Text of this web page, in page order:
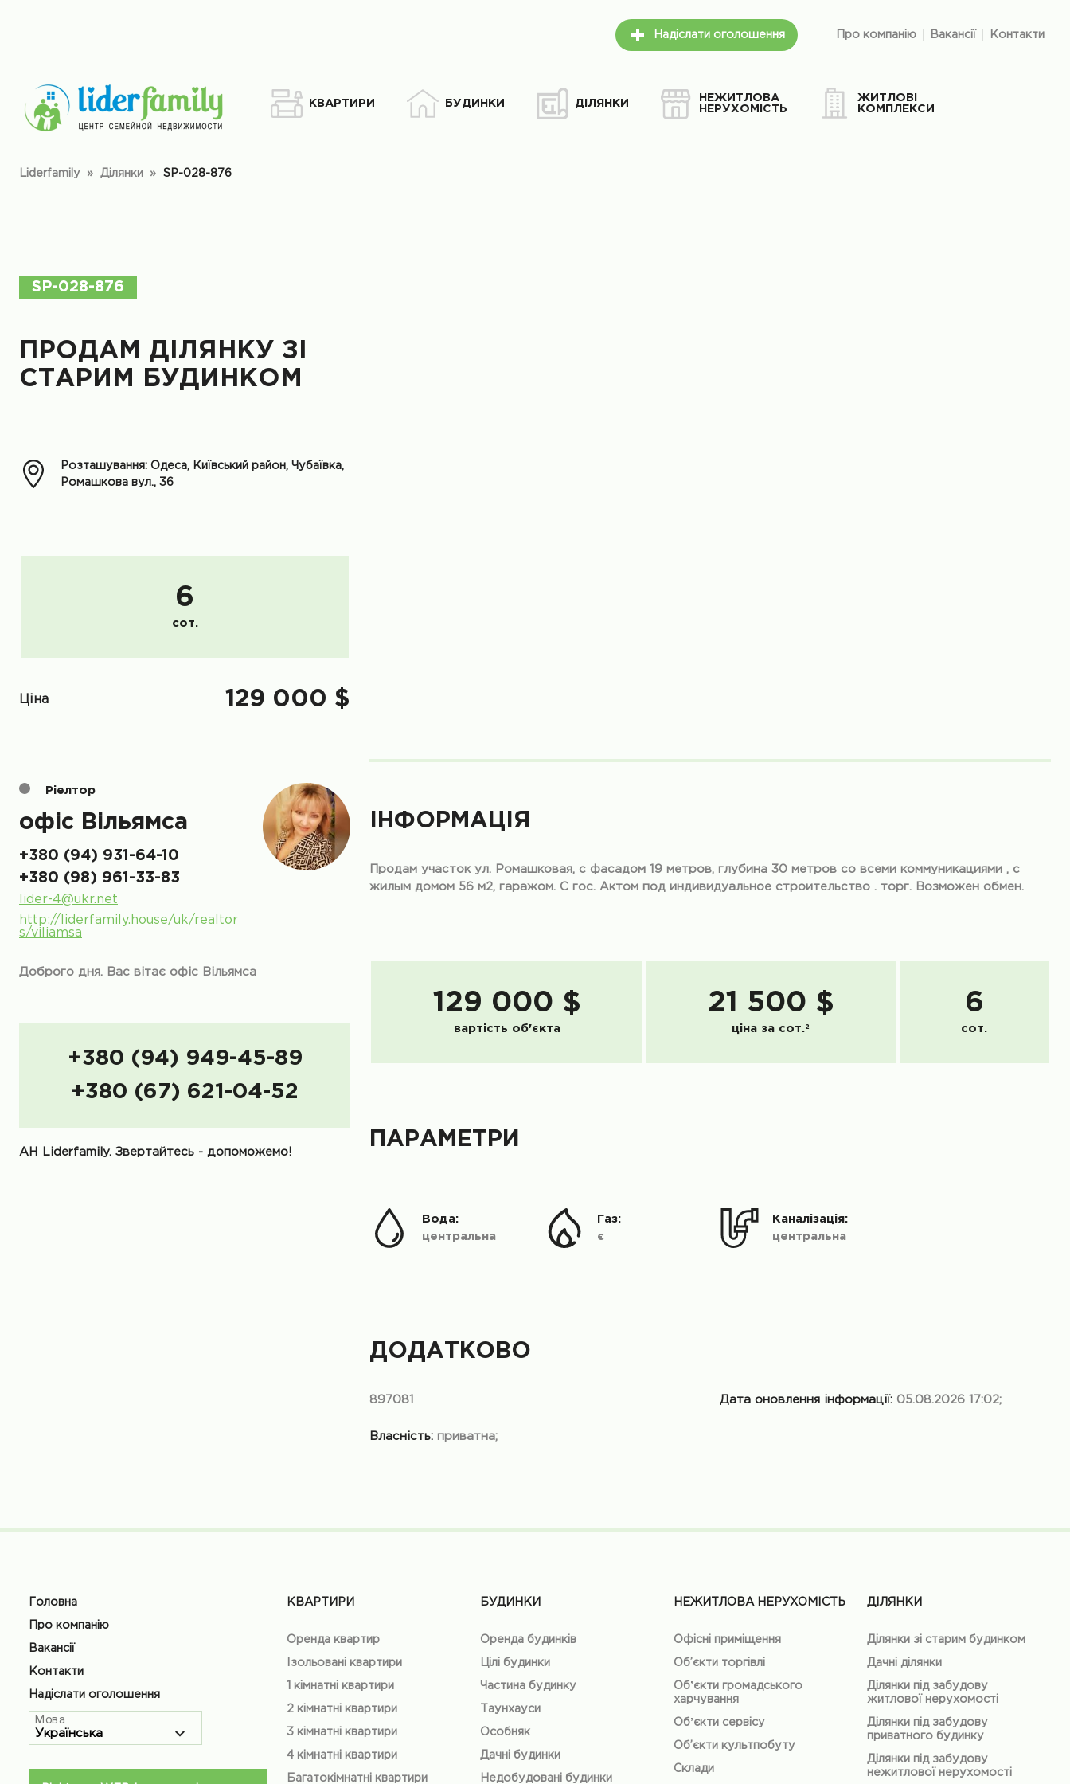
Надіслати оголошення Про компанію Вакансії Контакти
КВАРТИРИ БУДИНКИ ДІЛЯНКИ
НЕЖИТЛОВА
НЕРУХОМІСТЬ
ЖИТЛОВІ
КОМПЛЕКСИ
Liderfamily » Ділянки » SP-028-876
SP-028-876
ПРОДАМ ДІЛЯНКУ ЗІ
СТАРИМ БУДИНКОМ
Розташування: Одеса, Київський район, Чубаївка,
Ромашкова вул., 36
6
сот.
Ціна 129 000 $
ІНФОРМАЦІЯ
Продам участок ул. Ромашковая, с фасадом 19 метров, глубина 30 метров со всеми коммуникациями , с
жилым домом 56 м2, гаражом. С гос. Актом под индивидуальное строительство . торг. Возможен обмен.
129 000 $
вартість об'єкта
21 500 $
ціна за сот.2
6
сот.
ПАРАМЕТРИ
центральна
Вода:
є
Газ:
центральна
Каналізація:
ДОДАТКОВО
897081
Власність: приватна;
Дата оновлення інформації: 05.08.2026 17:02;
Ріелтор
офіс Вільямса
+380 (94) 931-64-10
+380 (98) 961-33-83
lider-4@ukr.net
http://liderfamily.house/uk/realtor
s/viliamsa
Доброго дня. Вас вітає офіс Вільямса
+380 (94) 949-45-89
+380 (67) 621-04-52
АН Liderfamily. Звертайтесь - допоможемо!
Головна
Про компанію
Вакансії
Контакти
Надіслати оголошення
Мова
КВАРТИРИ
Оренда квартир
Ізольовані квартири
1 кімнатні квартири
2 кімнатні квартири
3 кімнатні квартири
4 кімнатні квартири
Багатокімнатні квартири
БУДИНКИ
Оренда будинків
Цілі будинки
Частина будинку
Таунхауси
Особняк
Дачні будинки
Недобудовані будинки
НЕЖИТЛОВА НЕРУХОМІСТЬ
Офісні приміщення
Об’єкти торгівлі
Обʼєкти громадського
харчування
Обʼєкти сервісу
Об’єкти культпобуту
Склади
ДІЛЯНКИ
Ділянки зі старим будинком
Дачні ділянки
Ділянки під забудову
житлової нерухомості
Ділянки під забудову
приватного будинку
Ділянки під забудову
нежитлової нерухомості